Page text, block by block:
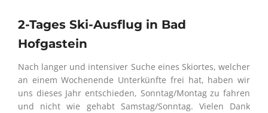
2-Tages Ski-Ausflug in Bad
Hofgastein
Nach langer und intensiver Suche eines Skiortes, welcher
an einem Wochenende Unterkünfte frei hat, haben wir
uns dieses Jahr entschieden, Sonntag/Montag zu fahren
und nicht wie gehabt Samstag/Sonntag. Vielen Dank